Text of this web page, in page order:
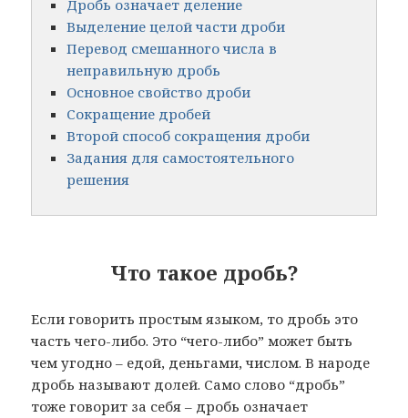
Дробь означает деление
Выделение целой части дроби
Перевод смешанного числа в
неправильную дробь
Основное свойство дроби
Сокращение дробей
Второй способ сокращения дроби
Задания для самостоятельного
решения
Что такое дробь?
Если говорить простым языком, то дробь это
часть чего-либо. Это “чего-либо” может быть
чем угодно – едой, деньгами, числом. В народе
дробь называют долей. Само слово “дробь”
тоже говорит за себя – дробь означает